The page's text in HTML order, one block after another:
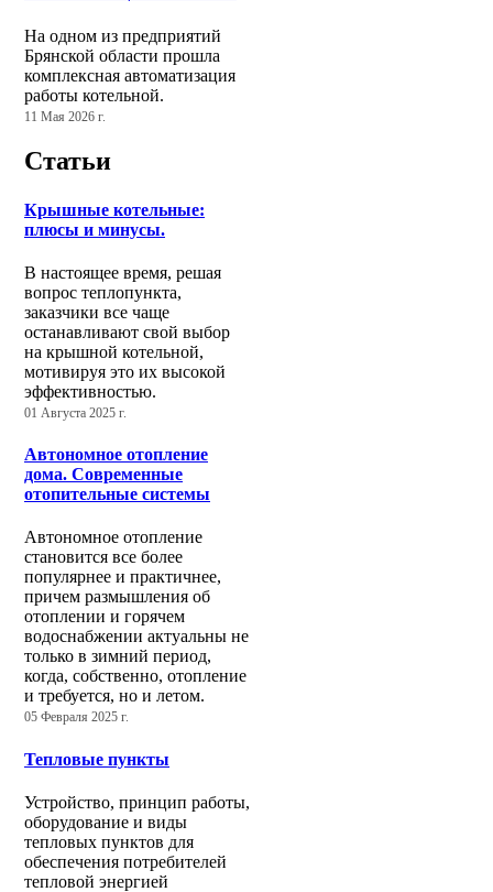
На одном из предприятий
Брянской области прошла
комплексная автоматизация
работы котельной.
11 Мая 2026 г.
Статьи
Крышные котельные:
плюсы и минусы.
В настоящее время, решая
вопрос теплопункта,
заказчики все чаще
останавливают свой выбор
на крышной котельной,
мотивируя это их высокой
эффективностью.
01 Августа 2025 г.
Автономное отопление
дома. Современные
отопительные системы
Автономное отопление
становится все более
популярнее и практичнее,
причем размышления об
отоплении и горячем
водоснабжении актуальны не
только в зимний период,
когда, собственно, отопление
и требуется, но и летом.
05 Февраля 2025 г.
Тепловые пункты
Устройство, принцип работы,
оборудование и виды
тепловых пунктов для
обеспечения потребителей
тепловой энергией